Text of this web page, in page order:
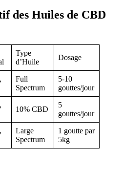
des Huiles de CBD
Type
d’Huile
Dosage
Full
Spectrum
5-10
gouttes/jour
10% CBD
5
gouttes/jour
Large
Spectrum
1 goutte par
5kg